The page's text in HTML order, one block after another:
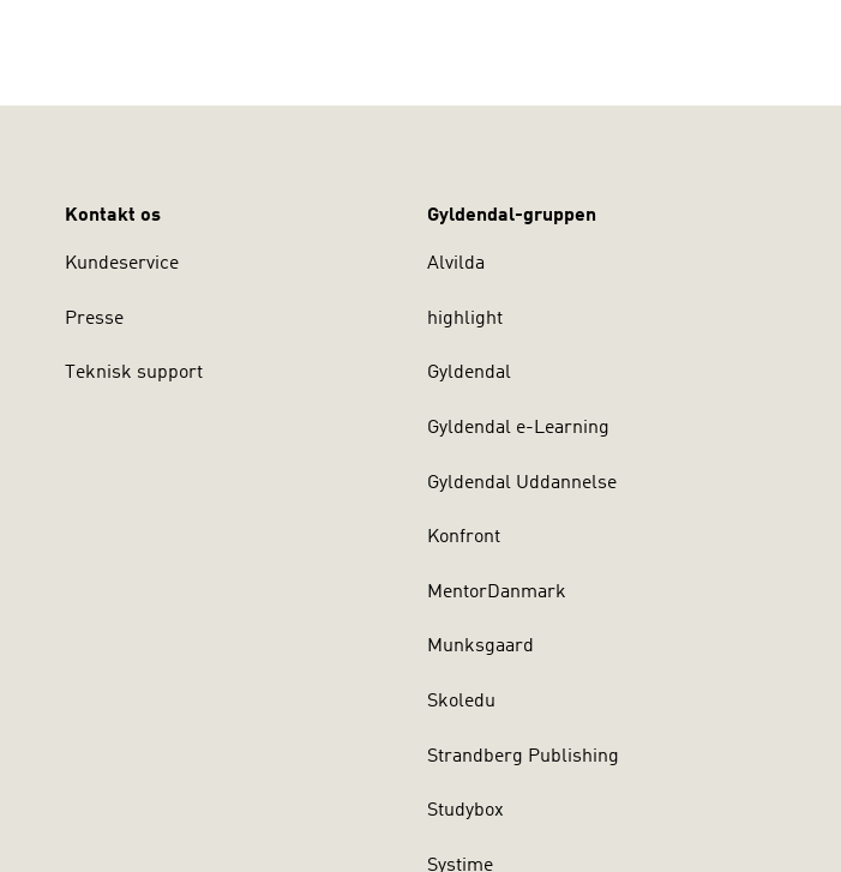
Kontakt os
Kundeservice
Presse
Teknisk support
Gyldendal-gruppen
Alvilda
highlight
Gyldendal
Gyldendal e-Learning
Gyldendal Uddannelse
Konfront
MentorDanmark
Munksgaard
Skoledu
Strandberg Publishing
Studybox
Systime